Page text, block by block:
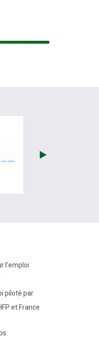
des droits (nouvelle
visiter les site de Fagerh
l’emploi
piloté par